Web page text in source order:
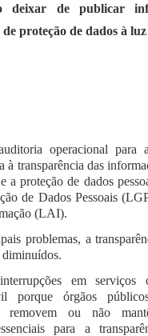
deixar de publicar
de proteção de dados à
operacional para
à transparência das
a proteção de dados
de Dados Pessoais
(LAI).
problemas, a
diminuídos.
em serviços
porque órgãos
removem ou não
para a